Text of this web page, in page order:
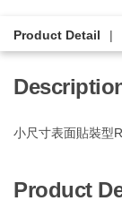
Product Detail
小尺寸表面貼裝型
Product